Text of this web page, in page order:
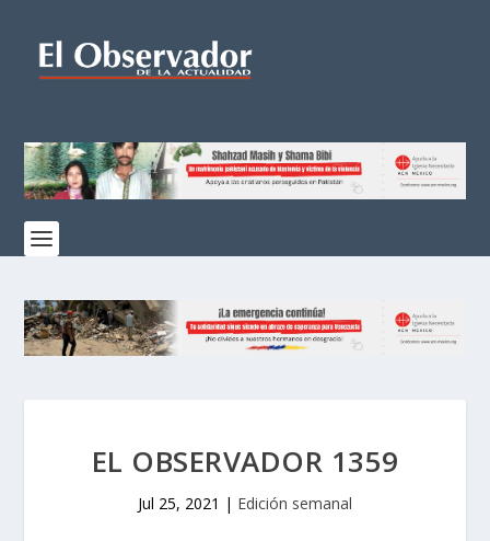
EL OBSERVADOR 1359
Jul 25, 2021 | Edición semanal